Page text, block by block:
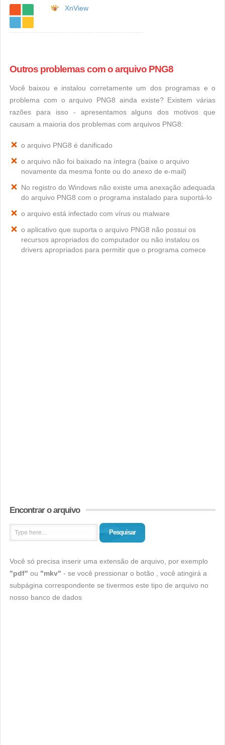
XnView
Outros problemas com o arquivo PNG8
Você baixou e instalou corretamente um dos programas e o
problema com o arquivo PNG8 ainda existe? Existem várias
razões para isso - apresentamos alguns dos motivos que
causam a maioria dos problemas com arquivos PNG8:
o arquivo PNG8 é danificado
o arquivo não foi baixado na íntegra (baixe o arquivo
novamente da mesma fonte ou do anexo de e-mail)
No registro do Windows não existe uma anexação adequada
do arquivo PNG8 com o programa instalado para suportá-lo
o arquivo está infectado com vírus ou malware
o aplicativo que suporta o arquivo PNG8 não possui os
recursos apropriados do computador ou não instalou os
drivers apropriados para permitir que o programa comece
Encontrar o arquivo
Pesquisar
Você só precisa inserir uma extensão de arquivo, por exemplo
"pdf" ou "mkv" - se você pressionar o botão , você atingirá a
subpágina correspondente se tivermos este tipo de arquivo no
nosso banco de dados